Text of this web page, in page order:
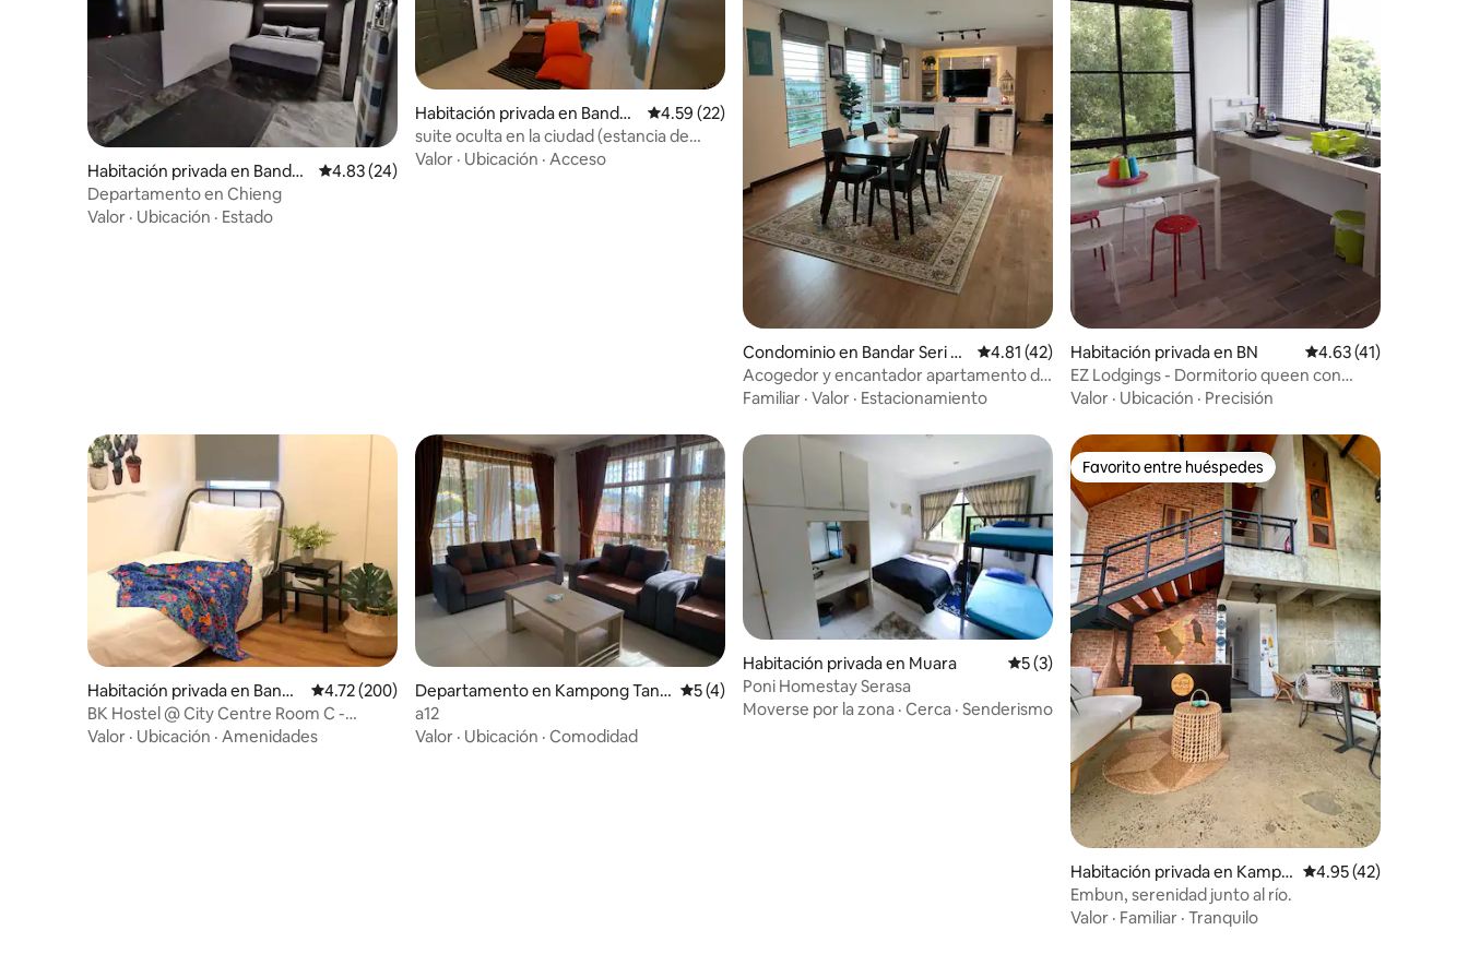
Habitación privada en Bandar
Seri Begawan
Calificación promedio: 4.83 de 5; 24 evaluaciones
4.83 (24)
Departamento en Chieng
Valor · Ubicación · Estado
Habitación privada en Bandar
Seri Begawan
Calificación promedio: 4.59 de 5; 22 evaluaciones
4.59 (22)
suite oculta en la ciudad (estancia de
valor)
Valor · Ubicación · Acceso
Condominio en Bandar Seri B
egawan
Calificación promedio: 4.81 de 5; 42 evaluaciones
4.81 (42)
Acogedor y encantador apartamento de
3 dormitorios por Home.bwn
Familiar · Valor · Estacionamiento
Habitación privada en BN Calificación
4.63 (41)
EZ Lodgings - Dormitorio queen con
grandes ventanales
Valor · Ubicación · Precisión
Habitación privada en Banda
r Seri Begawan
Calificación promedio: 4.72 de 5; 200 evaluaciones
4.72 (200)
BK Hostel @ City Centre Room C -
Habitación individual
Valor · Ubicación · Amenidades
Departamento en Kampong Tanj
ong Bunut
Calificación promedio: 5 de 5; 4 evaluaciones
5 (4)
a12
Valor · Ubicación · Comodidad
Habitación privada en Muara Calificación promedio: 5 de 5; 3 evaluaciones
5 (3)
Poni Homestay Serasa
Moverse por la zona · Cerca · Senderismo
Favorito entre huéspedes
Favorito entre huéspedes
Habitación privada en Kampu
ng Sungai Matan
Calificación
4.95 (42)
Embun, serenidad junto al río.
Valor · Familiar · Tranquilo